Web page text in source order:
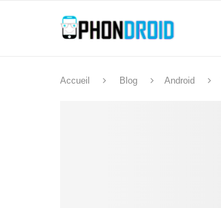
Accueil Blog Android